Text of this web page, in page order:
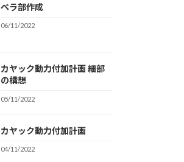
ペラ部作成
06/11/2022
カヤック動力付加計画 細部
の構想
05/11/2022
カヤック動力付加計画
04/11/2022